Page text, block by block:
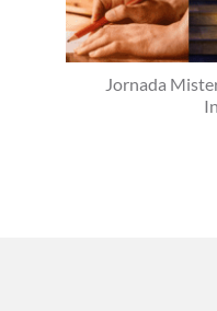
Jornada